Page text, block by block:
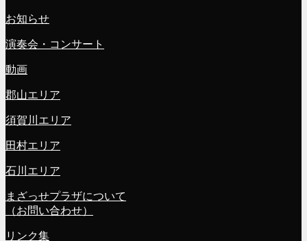
お知らせ
演奏会・コンサート
動画
郡山エリア
須賀川エリア
田村エリア
石川エリア
まざっせプラザについて
（お問い合わせ）
リンク集